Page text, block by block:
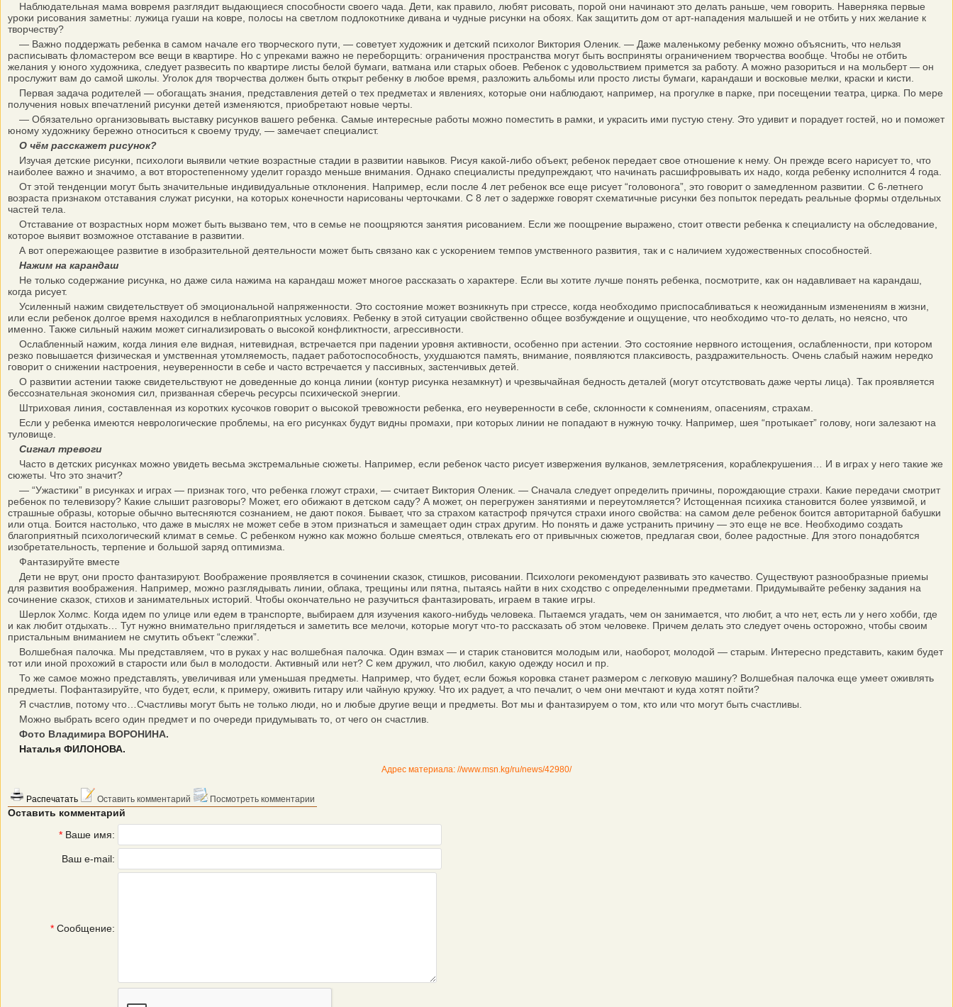
Наблюдательная мама вовремя разглядит выдающиеся способности своего чада. Дети, как правило, любят рисовать, порой они начинают это делать раньше, чем говорить. Наверняка первые
уроки рисования заметны: лужица гуаши на ковре, полосы на светлом подлокотнике дивана и чудные рисунки на обоях. Как защитить дом от арт-нападения малышей и не отбить у них желание к
творчеству?
— Важно поддержать ребенка в самом начале его творческого пути, — советует художник и детский психолог Виктория Оленик. — Даже маленькому ребенку можно объяснить, что нельзя
расписывать фломастером все вещи в квартире. Но с упреками важно не переборщить: ограничения пространства могут быть восприняты ограничением творчества вообще. Чтобы не отбить
желания у юного художника, следует развесить по квартире листы белой бумаги, ватмана или старых обоев. Ребенок с удовольствием примется за работу. А можно разориться и на мольберт — он
прослужит вам до самой школы. Уголок для творчества должен быть открыт ребенку в любое время, разложить альбомы или просто листы бумаги, карандаши и восковые мелки, краски и кисти.
Первая задача родителей — обогащать знания, представления детей о тех предметах и явлениях, которые они наблюдают, например, на прогулке в парке, при посещении театра, цирка. По мере
получения новых впечатлений рисунки детей изменяются, приобретают новые черты.
— Обязательно организовывать выставку рисунков вашего ребенка. Самые интересные работы можно поместить в рамки, и украсить ими пустую стену. Это удивит и порадует гостей, но и поможет
юному художнику бережно относиться к своему труду, — замечает специалист.
О чём расскажет рисунок?
Изучая детские рисунки, психологи выявили четкие возрастные стадии в развитии навыков. Рисуя какой-либо объект, ребенок передает свое отношение к нему. Он прежде всего нарисует то, что
наиболее важно и значимо, а вот второстепенному уделит гораздо меньше внимания. Однако специалисты предупреждают, что начинать расшифровывать их надо, когда ребенку исполнится 4 года.
От этой тенденции могут быть значительные индивидуальные отклонения. Например, если после 4 лет ребенок все еще рисует “головонога”, это говорит о замедленном развитии. С 6-летнего
возраста признаком отставания служат рисунки, на которых конечности нарисованы черточками. С 8 лет о задержке говорят схематичные рисунки без попыток передать реальные формы отдельных
частей тела.
Отставание от возрастных норм может быть вызвано тем, что в семье не поощряются занятия рисованием. Если же поощрение выражено, стоит отвести ребенка к специалисту на обследование,
которое выявит возможное отставание в развитии.
А вот опережающее развитие в изобразительной деятельности может быть связано как с ускорением темпов умственного развития, так и с наличием художественных способностей.
Нажим на карандаш
Не только содержание рисунка, но даже сила нажима на карандаш может многое рассказать о характере. Если вы хотите лучше понять ребенка, посмотрите, как он надавливает на карандаш,
когда рисует.
Усиленный нажим свидетельствует об эмоциональной напряженности. Это состояние может возникнуть при стрессе, когда необходимо приспосабливаться к неожиданным изменениям в жизни,
или если ребенок долгое время находился в неблагоприятных условиях. Ребенку в этой ситуации свойственно общее возбуждение и ощущение, что необходимо что-то делать, но неясно, что
именно. Также сильный нажим может сигнализировать о высокой конфликтности, агрессивности.
Ослабленный нажим, когда линия еле видная, нитевидная, встречается при падении уровня активности, особенно при астении. Это состояние нервного истощения, ослабленности, при котором
резко повышается физическая и умственная утомляемость, падает работоспособность, ухудшаются память, внимание, появляются плаксивость, раздражительность. Очень слабый нажим нередко
говорит о снижении настроения, неуверенности в себе и часто встречается у пассивных, застенчивых детей.
О развитии астении также свидетельствуют не доведенные до конца линии (контур рисунка незамкнут) и чрезвычайная бедность деталей (могут отсутствовать даже черты лица). Так проявляется
бессознательная экономия сил, призванная сберечь ресурсы психической энергии.
Штриховая линия, составленная из коротких кусочков говорит о высокой тревожности ребенка, его неуверенности в себе, склонности к сомнениям, опасениям, страхам.
Если у ребенка имеются неврологические проблемы, на его рисунках будут видны промахи, при которых линии не попадают в нужную точку. Например, шея “протыкает” голову, ноги залезают на
туловище.
Сигнал тревоги
Часто в детских рисунках можно увидеть весьма экстремальные сюжеты. Например, если ребенок часто рисует извержения вулканов, землетрясения, кораблекрушения… И в играх у него такие же
сюжеты. Что это значит?
— “Ужастики” в рисунках и играх — признак того, что ребенка гложут страхи, — считает Виктория Оленик. — Сначала следует определить причины, порождающие страхи. Какие передачи смотрит
ребенок по телевизору? Какие слышит разговоры? Может, его обижают в детском саду? А может, он перегружен занятиями и переутомляется? Истощенная психика становится более уязвимой, и
страшные образы, которые обычно вытесняются сознанием, не дают покоя. Бывает, что за страхом катастроф прячутся страхи иного свойства: на самом деле ребенок боится авторитарной бабушки
или отца. Боится настолько, что даже в мыслях не может себе в этом признаться и замещает один страх другим. Но понять и даже устранить причину — это еще не все. Необходимо создать
благоприятный психологический климат в семье. С ребенком нужно как можно больше смеяться, отвлекать его от привычных сюжетов, предлагая свои, более радостные. Для этого понадобятся
изобретательность, терпение и большой заряд оптимизма.
Фантазируйте вместе
Дети не врут, они просто фантазируют. Воображение проявляется в сочинении сказок, стишков, рисовании. Психологи рекомендуют развивать это качество. Существуют разнообразные приемы
для развития воображения. Например, можно разглядывать линии, облака, трещины или пятна, пытаясь найти в них сходство с определенными предметами. Придумывайте ребенку задания на
сочинение сказок, стихов и занимательных историй. Чтобы окончательно не разучиться фантазировать, играем в такие игры.
Шерлок Холмс. Когда идем по улице или едем в транспорте, выбираем для изучения какого-нибудь человека. Пытаемся угадать, чем он занимается, что любит, а что нет, есть ли у него хобби, где
и как любит отдыхать… Тут нужно внимательно приглядеться и заметить все мелочи, которые могут что-то рассказать об этом человеке. Причем делать это следует очень осторожно, чтобы своим
пристальным вниманием не смутить объект “слежки”.
Волшебная палочка. Мы представляем, что в руках у нас волшебная палочка. Один взмах — и старик становится молодым или, наоборот, молодой — старым. Интересно представить, каким будет
тот или иной прохожий в старости или был в молодости. Активный или нет? С кем дружил, что любил, какую одежду носил и пр.
То же самое можно представлять, увеличивая или уменьшая предметы. Например, что будет, если божья коровка станет размером с легковую машину? Волшебная палочка еще умеет оживлять
предметы. Пофантазируйте, что будет, если, к примеру, оживить гитару или чайную кружку. Что их радует, а что печалит, о чем они мечтают и куда хотят пойти?
Я счастлив, потому что…Счастливы могут быть не только люди, но и любые другие вещи и предметы. Вот мы и фантазируем о том, кто или что могут быть счастливы.
Можно выбрать всего один предмет и по очереди придумывать то, от чего он счастлив.
Фото Владимира ВОРОНИНА.
Наталья ФИЛОНОВА.
Адрес материала: //www.msn.kg/ru/news/42980/
Распечатать Оставить комментарий Посмотреть комментарии
Оставить комментарий
* Ваше имя:
Ваш e-mail:
* Сообщение: